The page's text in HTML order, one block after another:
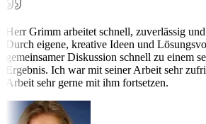
Herr Grimm arbeitet schnell, zuverlässig
Durch eigene, kreative Ideen und
gemeinsamer Diskussion schnell zu einem
Ergebnis. Ich war mit seiner Arbeit sehr
Arbeit sehr gerne mit ihm fortsetzen.